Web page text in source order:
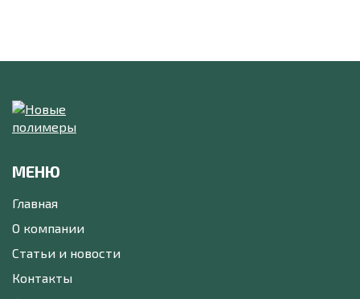
МЕНЮ
Главная
О компании
Статьи и новости
Контакты